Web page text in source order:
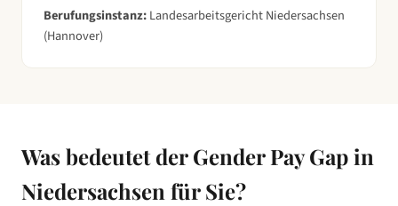
Berufungsinstanz:Landesarbeitsgericht Niedersachsen
(Hannover)
Was bedeutet der Gender Pay Gap in
Niedersachsen für Sie?